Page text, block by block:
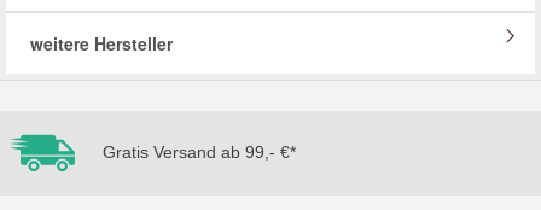
weitere Hersteller
Gratis Versand ab 99,- €*
Mazda Ersatzteile